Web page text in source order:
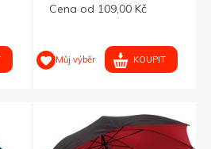
Cena od 109,00 Kč
Můj výběr KOUPIT